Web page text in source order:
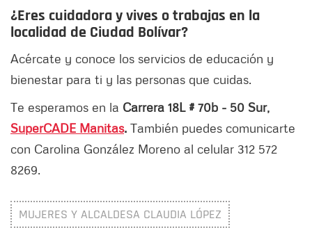
¿Eres cuidadora y vives o trabajas en la
localidad de Ciudad Bolívar?
Acércate y conoce los servicios de educación y
bienestar para ti y las personas que cuidas.
Te esperamos en la Carrera 18L # 70b - 50 Sur,
SuperCADE Manitas. También puedes comunicarte
con Carolina González Moreno al celular 312 572
8269.
MUJERES Y ALCALDESA CLAUDIA LÓPEZ